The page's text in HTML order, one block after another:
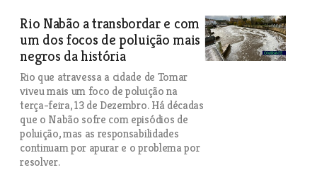
Rio Nabão a transbordar e com
um dos focos de poluição mais
negros da história
Rio que atravessa a cidade de Tomar
viveu mais um foco de poluição na
terça-feira, 13 de Dezembro. Há décadas
que o Nabão sofre com episódios de
poluição, mas as responsabilidades
continuam por apurar e o problema por
resolver.